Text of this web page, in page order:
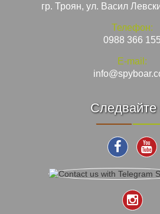
гр. Троян, ул. Васил
Телефон:
0988 366 155
E-mail:
Следвайте